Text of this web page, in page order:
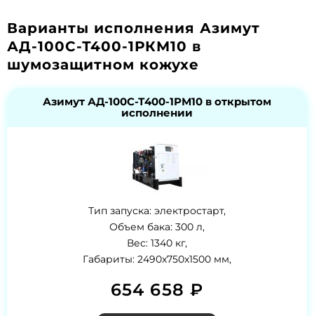
Варианты исполнения Азимут
АД-100С-Т400-1РКМ10 в
шумозащитном кожухе
Азимут АД-100С-Т400-1РМ10 в открытом
исполнении
Тип запуска: электростарт,
Объем бака: 300 л,
Вес: 1340 кг,
Габариты: 2490x750x1500 мм,
654 658 ₽